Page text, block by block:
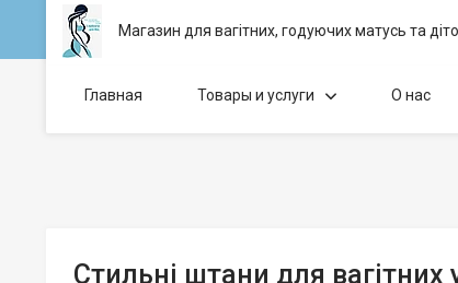
Магазин для вагітних, годуючих матусь та
Главная Товары и услуги О нас
Стильні штани для вагітних